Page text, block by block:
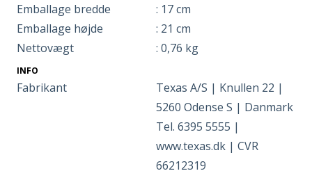
Emballage bredde
: 17 cm
Emballage højde
: 21 cm
Nettovægt
: 0,76 kg
INFO
Fabrikant
Texas A/S | Knullen 22 |
5260 Odense S | Danmark
Tel. 6395 5555 |
www.texas.dk | CVR
66212319